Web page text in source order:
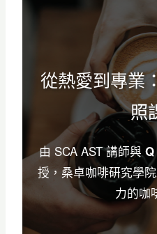
從熱愛到專業
照
由 SCA AST 講師與
授，桑卓咖啡研究學
力的咖